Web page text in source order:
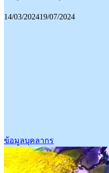
14/03/202419/07/2024
ข้อมูลบุคลากร